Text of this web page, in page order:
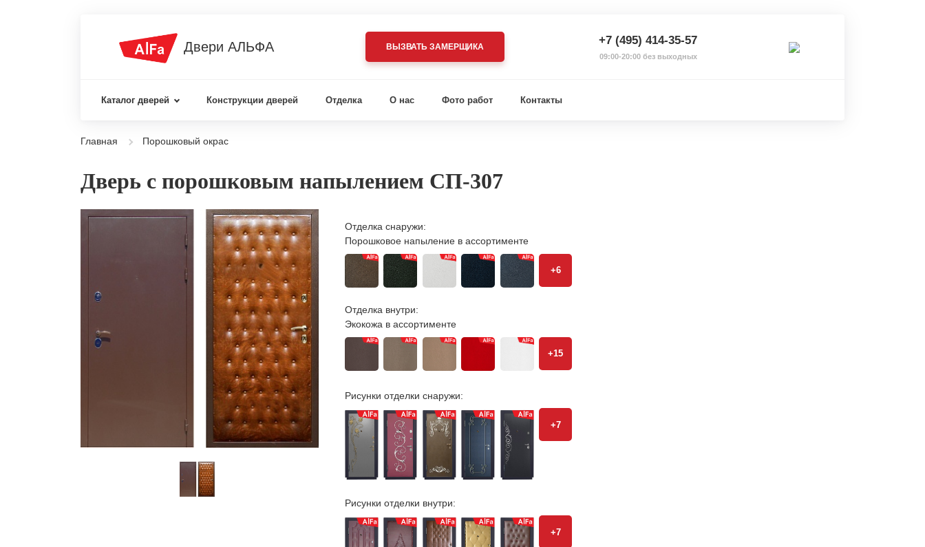
Двери АЛЬФА ВЫЗВАТЬ ЗАМЕРЩИКА +7 (495) 414-35-57
09:00-20:00 без выходных
Каталог дверей Конструкции дверей Отделка О нас Фото работ Контакты
Главная Порошковый окрас
Дверь с порошковым напылением СП-307
Отделка снаружи:
Порошковое напыление в ассортименте
+6
Отделка внутри:
Экокожа в ассортименте
+15
Рисунки отделки снаружи:
+7
Рисунки отделки внутри:
+7